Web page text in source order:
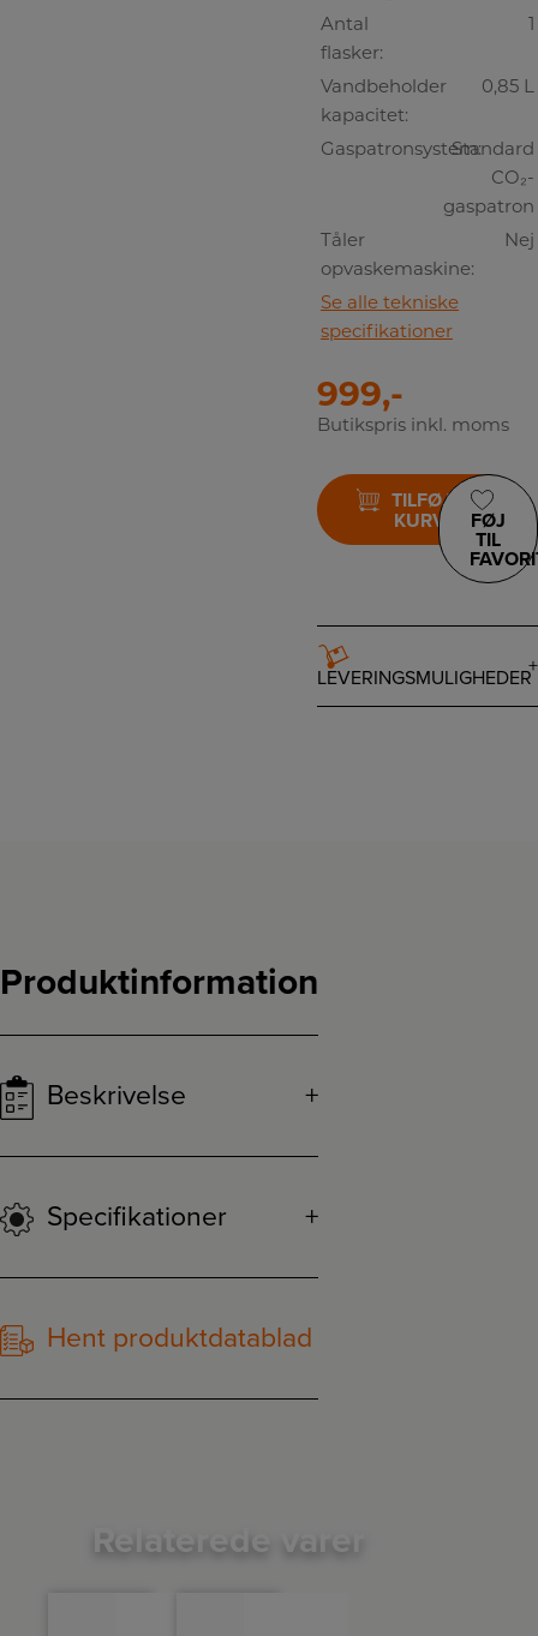
Antal
flasker:
1
Vandbeholder
kapacitet:
0,85 L
Gaspatronsystem:Standard
CO₂-
gaspatron
Tåler
opvaskemaskine:
Nej
Se alle tekniske
specifikationer
999,-
Butikspris inkl. moms
TILFØJ TIL
KURV
FØJ
TIL
LEVERINGSMULIGHEDER
Produktinformation
Beskrivelse
Specifikationer
Hent produktdatablad
Relaterede varer